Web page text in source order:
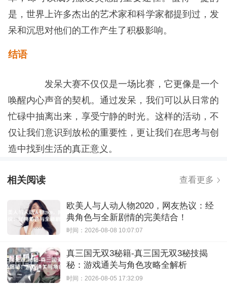
是，世界上许多杰出的艺术家和科学家都提到过，发
呆和沉思对他们的工作产生了积极影响。
结语
发呆大赛不仅仅是一场比赛，它更像是一个
唤醒内心声音的契机。通过发呆，我们可以从日常的
忙碌中抽离出来，享受宁静的时光。这样的活动，不
仅让我们意识到放松的重要性，更让我们在思考与创
造中找到生活的真正意义。
相关阅读 查看更多
欧美人与人动人物2020，网友热议：经
典角色与全新剧情的完美结合！
时间：2026-08-08 10:07:07
真三国无双3秘籍-真三国无双3秘技揭
秘：游戏通关与角色攻略全解析
时间：2026-08-05 17:32:09